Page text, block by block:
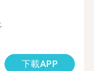
下載APP